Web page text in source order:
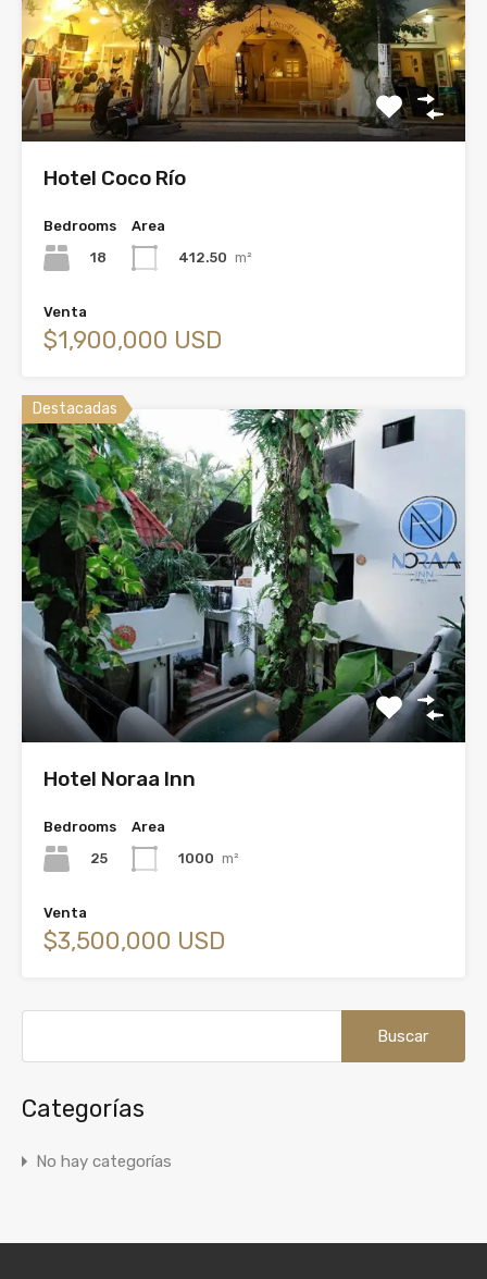
Hotel Coco Río
Bedrooms
18
Area
412.50 m²
Venta
$1,900,000 USD
Destacadas
Hotel Noraa Inn
Bedrooms
25
Area
1000 m²
Venta
$3,500,000 USD
Categorías
No hay categorías